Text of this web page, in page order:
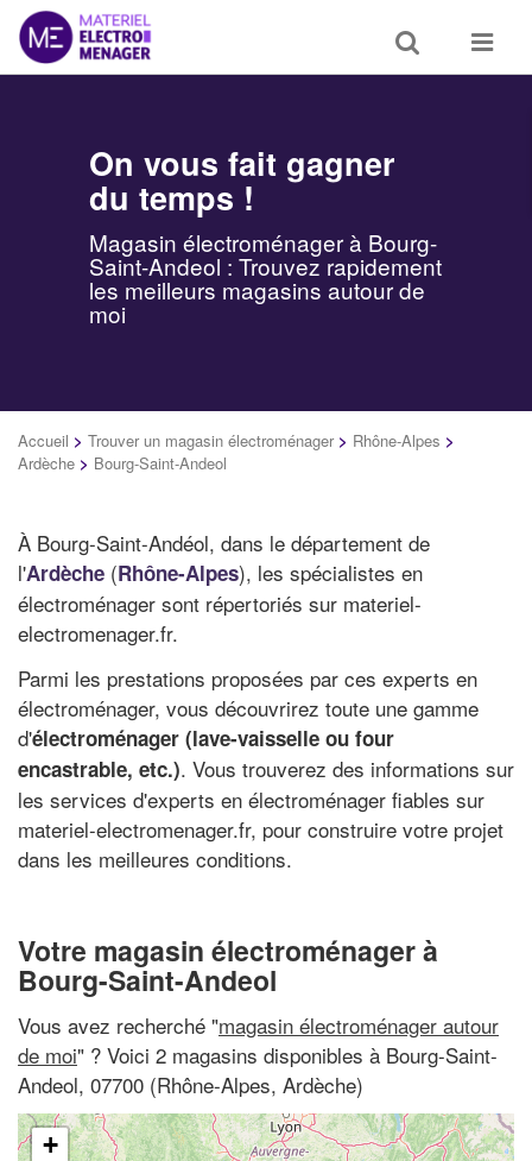
Toggle
search
Toggle
On vous fait gagner
du temps !
Magasin électroménager à Bourg-
Saint-Andeol : Trouvez rapidement
les meilleurs magasins autour de
moi
Accueil > Trouver un magasin électroménager > Rhône-Alpes >
Ardèche > Bourg-Saint-Andeol
À Bourg-Saint-Andéol, dans le département de
l'Ardèche (Rhône-Alpes), les spécialistes en
électroménager sont répertoriés sur materiel-
electromenager.fr.
Parmi les prestations proposées par ces experts en
électroménager, vous découvrirez toute une gamme
d'électroménager (lave-vaisselle ou four
encastrable, etc.). Vous trouverez des informations sur
les services d'experts en électroménager fiables sur
materiel-electromenager.fr, pour construire votre projet
dans les meilleures conditions.
Votre magasin électroménager à
Bourg-Saint-Andeol
Vous avez recherché "magasin électroménager autour
de moi" ? Voici 2 magasins disponibles à Bourg-Saint-
Andeol, 07700 (Rhône-Alpes, Ardèche)
+